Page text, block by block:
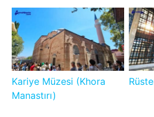
Kariye Müzesi (Khora
Manastırı)